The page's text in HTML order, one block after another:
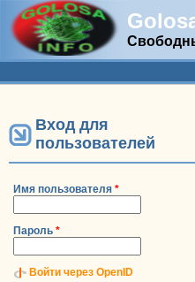
Дополнительное
Вход для
пользователей
Имя пользователя *
Пароль *
Войти через OpenID